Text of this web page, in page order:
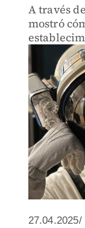
A través
mostró
27.04.2025/